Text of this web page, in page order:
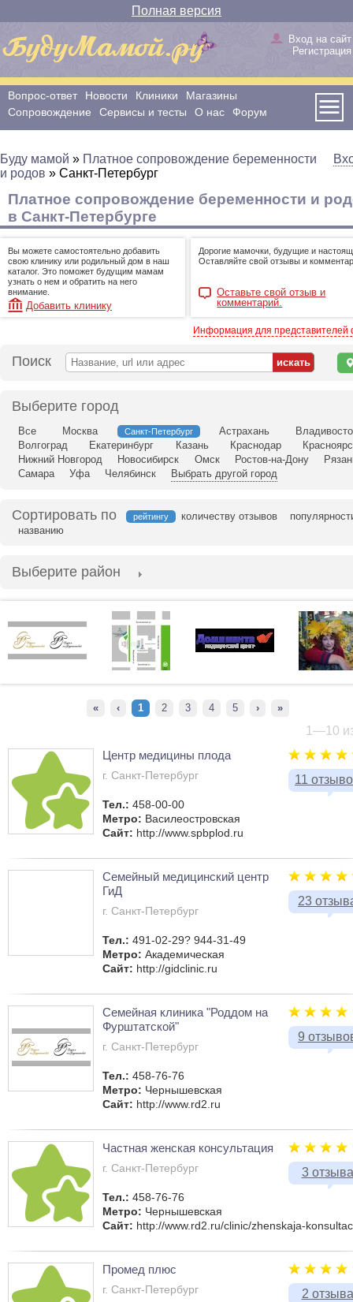
Полная версия
Вход на сайт
Регистрация
Вопрос-ответ Новости Клиники
Магазины
Сопровождение
Сервисы и тесты О нас Форум
Буду мамой » Платное сопровождение беременности
и родов » Санкт-Петербург
Платное сопровождение беременности и
в Санкт-Петербурге
Вы можете самостоятельно добавить
свою клинику или родильный дом в наш
каталог. Это поможет будущим мамам
узнать о нем и обратить на него
внимание.
Добавить клинику
Дорогие мамочки, будущие и
Оставляйте свой отзывы и
Оставьте свой отзыв и
комментарий.
Информация для представителей
Поиск
Выберите город
Все Москва Санкт-Петербург Астрахань
Волгоград
Екатеринбург Казань Краснодар
Нижний Новгород
Новосибирск Омск Ростов-на-Дону
Самара
Уфа Челябинск Выбрать другой город
Сортировать по рейтингу количеству отзывов
названию
Выберите район
« ‹ 1 2 3 4 5 › »
1—10
11
Центр медицины плода
г. Санкт-Петербург
Тел.: 458-00-00
Метро: Василеостровская
Сайт: http://www.spbplod.ru
23
Семейный медицинский центр
ГиД
г. Санкт-Петербург
Тел.: 491-02-29? 944-31-49
Метро: Академическая
Сайт: http://gidclinic.ru
9
Семейная клиника "Роддом на
Фурштатской"
г. Санкт-Петербург
Тел.: 458-76-76
Метро: Чернышевская
Сайт: http://www.rd2.ru
3 отзыва
Частная женская консультация
г. Санкт-Петербург
Тел.: 458-76-76
Метро: Чернышевская
Сайт: http://www.rd2.ru/clinic/zhenskaja-
2 отзыва
Промед плюс
г. Санкт-Петербург